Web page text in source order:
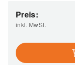
Preis:
inkl. MwSt.